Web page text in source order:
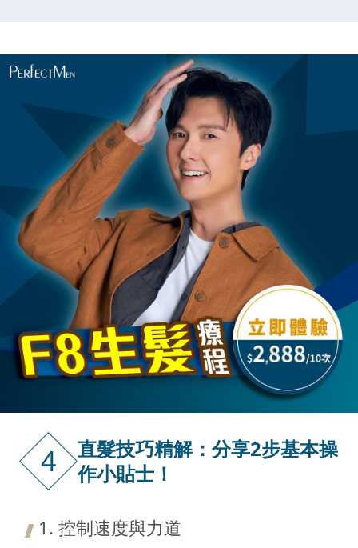
4
直髮技巧精解：分享2步基本操
作小貼士！
1. 控制速度與力道